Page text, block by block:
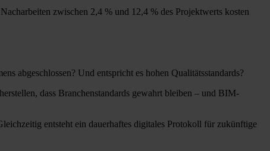
zwischen 2,4 % und 12,4 % des Projektwerts kosten
abgeschlossen? Und entspricht es hohen Qualitätsstandards?
dass Branchenstandards gewahrt bleiben – und BIM-
entsteht ein dauerhaftes digitales Protokoll für zukünftige